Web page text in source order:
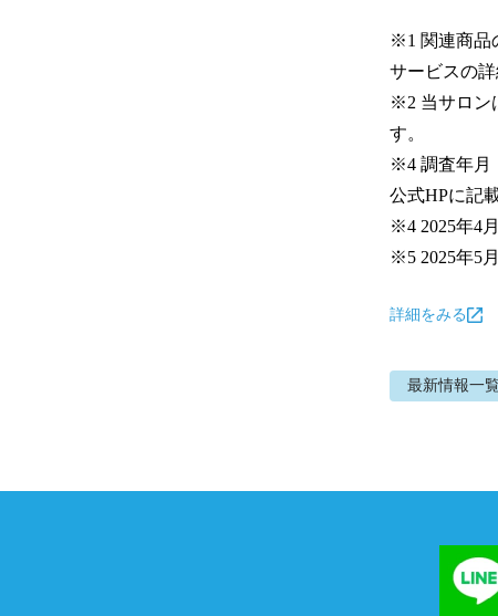
※1 関連商品
サービスの
※2 当サロン
す。
※4 調査年月
公式HPに記
※4 2025年4
※5 2025年5
詳細をみる
最新情報一